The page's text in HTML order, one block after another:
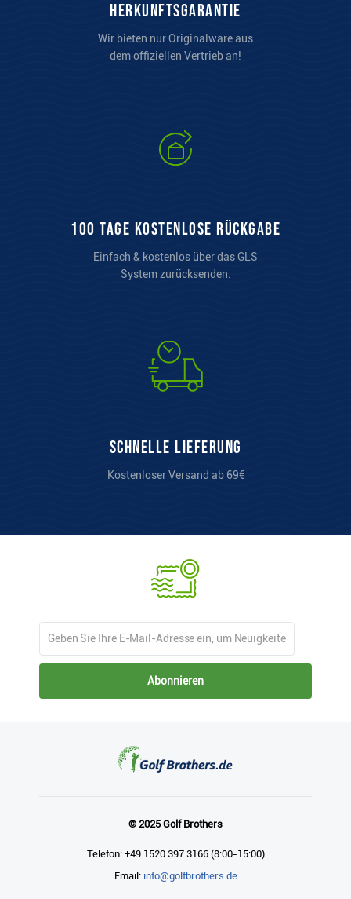
Herkunftsgarantie
Wir bieten nur Originalware aus
dem offiziellen Vertrieb an!
100 Tage kostenlose Rückgabe
Einfach & kostenlos über das GLS
System zurücksenden.
Schnelle Lieferung
Kostenloser Versand ab 69€
Abonnieren
© 2025 Golf Brothers
Telefon: +49 1520 397 3166 (8:00-15:00)
Email: info@golfbrothers.de